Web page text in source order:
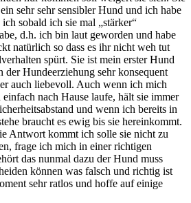
sehr sehr sensibler Hund und ich habe
ich sobald ich sie mal „stärker“
d.h. ich bin laut geworden und habe
natürlich so dass es ihr nicht weh tut
spürt. Sie ist mein erster Hund
der Hundeerziehung sehr konsequent
auch liebevoll. Auch wenn ich mich
einfach nach Hause laufe, hält sie immer
und wenn ich bereits in
braucht es ewig bis sie hereinkommt.
Antwort kommt ich solle sie nicht zu
frage ich mich in einer richtigen
das nunmal dazu der Hund muss
können was falsch und richtig ist
sehr ratlos und hoffe auf einige